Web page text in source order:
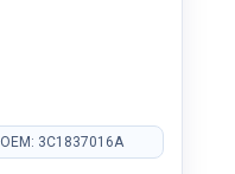
OEM: 3C1837016A